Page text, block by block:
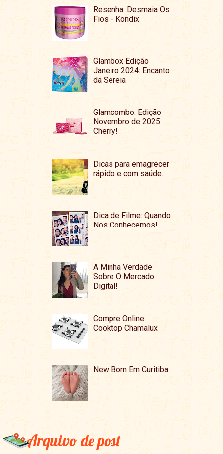
Resenha: Desmaia Os
Fios - Kondix
Glambox Edição
Janeiro 2024: Encanto
da Sereia
Glamcombo: Edição
Novembro de 2025.
Cherry!
Dicas para emagrecer
rápido e com saúde.
Dica de Filme: Quando
Nos Conhecemos!
A Minha Verdade
Sobre O Mercado
Digital!
Compre Online:
Cooktop Chamalux
New Born Em Curitiba
Arquivo de post